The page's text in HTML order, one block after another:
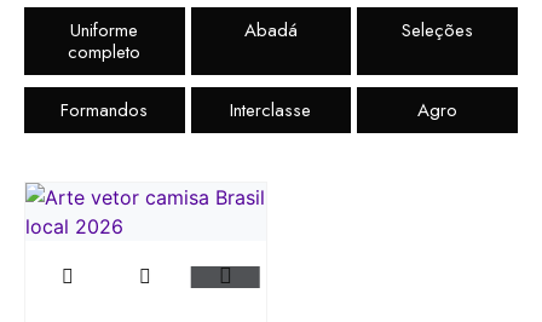
Uniforme
completo
Abadá Seleções
Formandos Interclasse Agro